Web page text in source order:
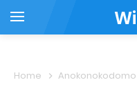
Home Anokonokodomo